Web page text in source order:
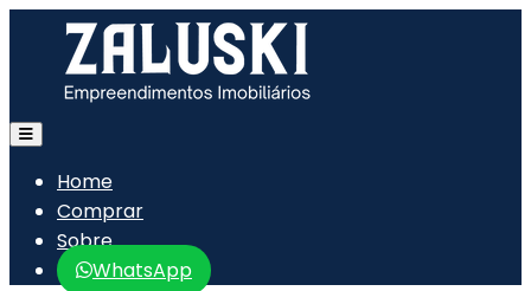
Home
Comprar
Sobre
WhatsApp